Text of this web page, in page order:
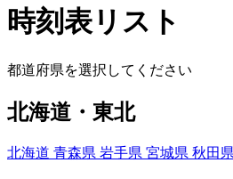
時刻表リスト
都道府県を選択してください
北海道・東北
北海道 青森県 岩手県 宮城県 秋田県